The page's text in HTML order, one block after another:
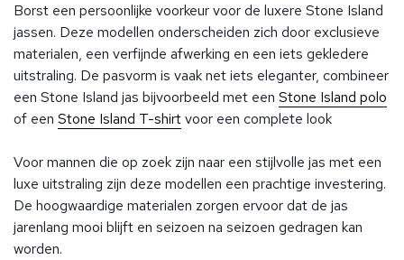
Borst een persoonlijke voorkeur voor de luxere Stone Island
jassen. Deze modellen onderscheiden zich door exclusieve
materialen, een verfijnde afwerking en een iets gekledere
uitstraling. De pasvorm is vaak net iets eleganter, combineer
een Stone Island jas bijvoorbeeld met een Stone Island polo
of een Stone Island T-shirtvoor een complete look
Voor mannen die op zoek zijn naar een stijlvolle jas met een
luxe uitstraling zijn deze modellen een prachtige investering.
De hoogwaardige materialen zorgen ervoor dat de jas
jarenlang mooi blijft en seizoen na seizoen gedragen kan
worden.